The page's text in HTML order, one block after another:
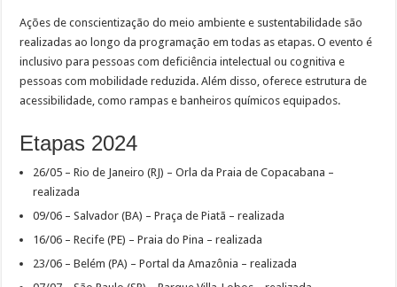
Ações de conscientização do meio ambiente e sustentabilidade são
realizadas ao longo da programação em todas as etapas. O evento é
inclusivo para pessoas com deficiência intelectual ou cognitiva e
pessoas com mobilidade reduzida. Além disso, oferece estrutura de
acessibilidade, como rampas e banheiros químicos equipados.
Etapas 2024
26/05 – Rio de Janeiro (RJ) – Orla da Praia de Copacabana –
realizada
09/06 – Salvador (BA) – Praça de Piatã – realizada
16/06 – Recife (PE) – Praia do Pina – realizada
23/06 – Belém (PA) – Portal da Amazônia – realizada